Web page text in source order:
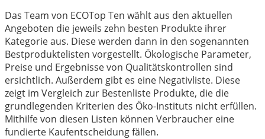
Das Team von ECOTop Ten wählt aus den aktuellen
Angeboten die jeweils zehn besten Produkte ihrer
Kategorie aus. Diese werden dann in den sogenannten
Bestproduktelisten vorgestellt. Ökologische Parameter,
Preise und Ergebnisse von Qualitätskontrollen sind
ersichtlich. Außerdem gibt es eine Negativliste. Diese
zeigt im Vergleich zur Bestenliste Produkte, die die
grundlegenden Kriterien des Öko-Instituts nicht erfüllen.
Mithilfe von diesen Listen können Verbraucher eine
fundierte Kaufentscheidung fällen.